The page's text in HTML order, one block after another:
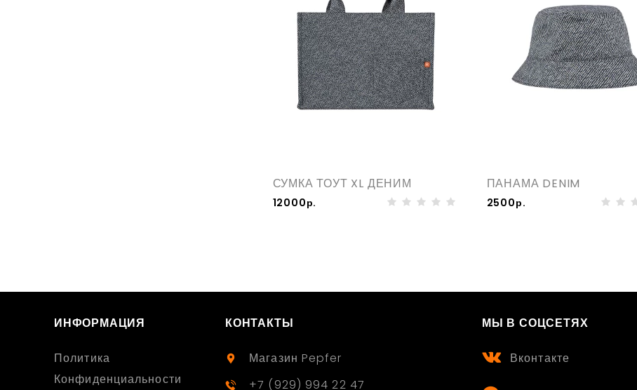
СУМКА ТОУТ XL ДЕНИМ
12000р.
ПАНАМА DENIM
2500р.
ИНФОРМАЦИЯ
Политика
Конфиденциальности
КОНТАКТЫ
Магазин Pepfer
+7 (929) 994 22 47
МЫ В СОЦСЕТЯХ
Вконтакте